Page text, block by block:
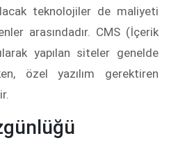
teknolojiler de maliyeti
arasındadır. CMS (İçerik
yapılan siteler genelde
özel yazılım gerektiren